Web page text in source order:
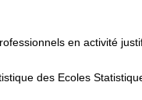
en activité
des Ecoles